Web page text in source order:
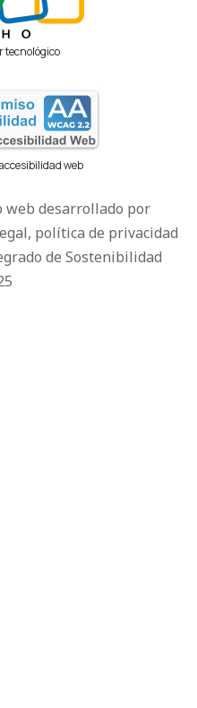
tecnológico
web
desarrollado por
política de privacidad
de Sostenibilidad